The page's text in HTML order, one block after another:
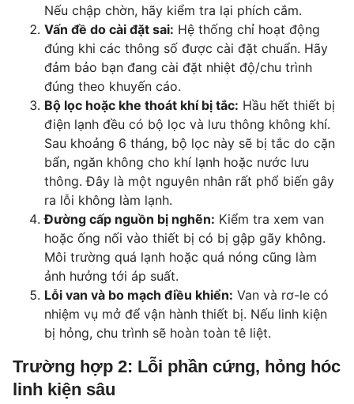
Nếu chập chờn, hãy kiểm tra lại phích cắm.
Vấn đề do cài đặt sai: Hệ thống chỉ hoạt động
đúng khi các thông số được cài đặt chuẩn. Hãy
đảm bảo bạn đang cài đặt nhiệt độ/chu trình
đúng theo khuyến cáo.
Bộ lọc hoặc khe thoát khí bị tắc: Hầu hết thiết bị
điện lạnh đều có bộ lọc và lưu thông không khí.
Sau khoảng 6 tháng, bộ lọc này sẽ bị tắc do cặn
bẩn, ngăn không cho khí lạnh hoặc nước lưu
thông. Đây là một nguyên nhân rất phổ biến gây
ra lỗi không làm lạnh.
Đường cấp nguồn bị nghẽn: Kiểm tra xem van
hoặc ống nối vào thiết bị có bị gập gãy không.
Môi trường quá lạnh hoặc quá nóng cũng làm
ảnh hưởng tới áp suất.
Lỗi van và bo mạch điều khiển: Van và rơ-le có
nhiệm vụ mở để vận hành thiết bị. Nếu linh kiện
bị hỏng, chu trình sẽ hoàn toàn tê liệt.
Trường hợp 2: Lỗi phần cứng, hỏng hóc
linh kiện sâu